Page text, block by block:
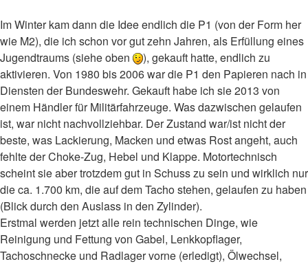
Im Winter kam dann die Idee endlich die P1 (von der Form her
wie M2), die ich schon vor gut zehn Jahren, als Erfüllung eines
Jugendtraums (siehe oben
), gekauft hatte, endlich zu
aktivieren. Von 1980 bis 2006 war die P1 den Papieren nach in
Diensten der Bundeswehr. Gekauft habe ich sie 2013 von
einem Händler für Militärfahrzeuge. Was dazwischen gelaufen
ist, war nicht nachvollziehbar. Der Zustand war/ist nicht der
beste, was Lackierung, Macken und etwas Rost angeht, auch
fehlte der Choke-Zug, Hebel und Klappe. Motortechnisch
scheint sie aber trotzdem gut in Schuss zu sein und wirklich nur
die ca. 1.700 km, die auf dem Tacho stehen, gelaufen zu haben
(Blick durch den Auslass in den Zylinder).
Erstmal werden jetzt alle rein technischen Dinge, wie
Reinigung und Fettung von Gabel, Lenkkopflager,
Tachoschnecke und Radlager vorne (erledigt), Ölwechsel,